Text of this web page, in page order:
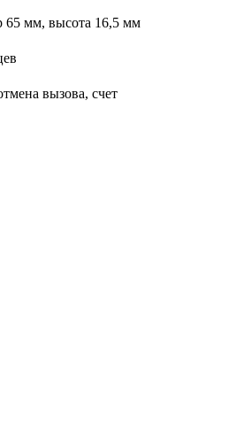
65 мм, высота 16,5 мм
вызова, счет